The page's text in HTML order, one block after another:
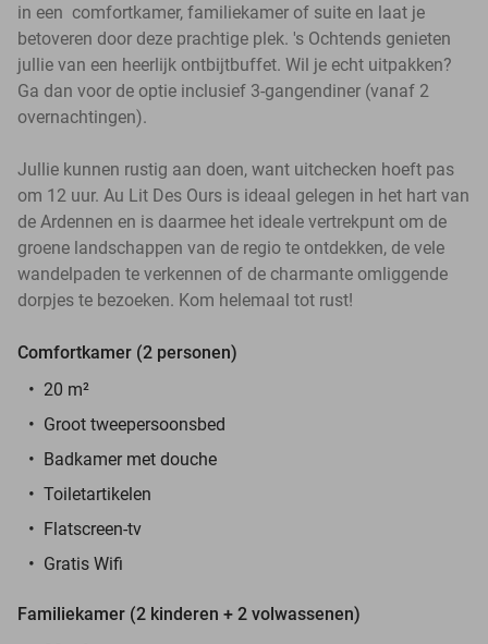
in een comfortkamer, familiekamer of suite en laat je
betoveren door deze prachtige plek. 's Ochtends genieten
jullie van een heerlijk ontbijtbuffet. Wil je echt uitpakken?
Ga dan voor de optie inclusief 3-gangendiner (vanaf 2
overnachtingen).
Jullie kunnen rustig aan doen, want uitchecken hoeft pas
om 12 uur. Au Lit Des Ours is ideaal gelegen in het hart van
de Ardennen en is daarmee het ideale vertrekpunt om de
groene landschappen van de regio te ontdekken, de vele
wandelpaden te verkennen of de charmante omliggende
dorpjes te bezoeken. Kom helemaal tot rust!
Comfortkamer (2 personen)
20 m²
Groot tweepersoonsbed
Badkamer met douche
Toiletartikelen
Flatscreen-tv
Gratis Wifi
Familiekamer (2 kinderen + 2 volwassenen)